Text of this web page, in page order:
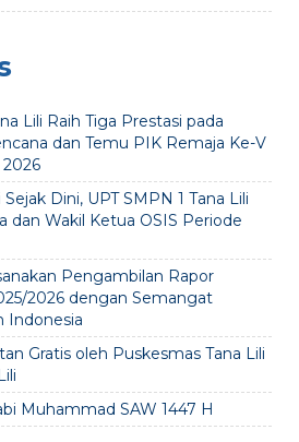
Lili Raih Tiga Prestasi pada
dan Temu PIK Remaja Ke-V
Dini, UPT SMPN 1 Tana Lili
dan Wakil Ketua OSIS Periode
Pengambilan Rapor
2026 dengan Semangat
Indonesia
Gratis oleh Puskesmas Tana Lili
Muhammad SAW 1447 H